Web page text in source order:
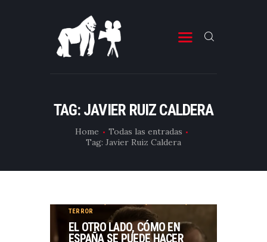
TAG: JAVIER RUIZ CALDERA
Home
Todas las entradas
Tag: Javier Ruiz Caldera
ESTRENOS DE TELEVISIÓN
CRÍTICAS
ARTÍCULOS
ESPECIALES
EDITORIALES
EQUIPO DE BBK
TERROR
EL OTRO LADO, CÓMO EN
ESPAÑA SE PUEDE HACER